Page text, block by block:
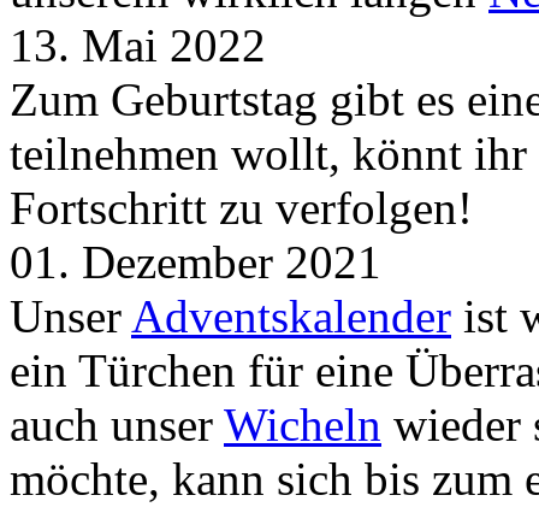
13. Mai 2022
Zum Geburtstag gibt es
teilnehmen wollt, könnt
Fortschritt zu verfolgen!
01. Dezember 2021
Unser Adventskalender ist
ein Türchen für eine
auch unser Wicheln wieder
möchte, kann sich bis